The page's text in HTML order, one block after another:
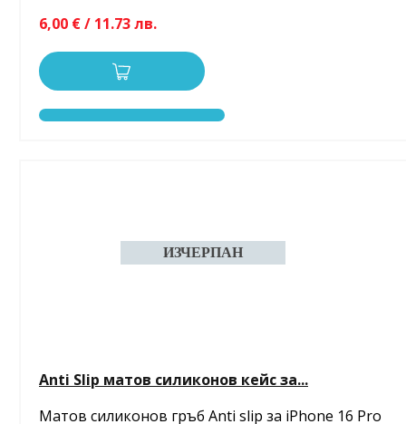
6,00 € / 11.73 лв.
Anti Slip матов силиконов кейс за...
Матов силиконов гръб Anti slip за iPhone 16 Pro